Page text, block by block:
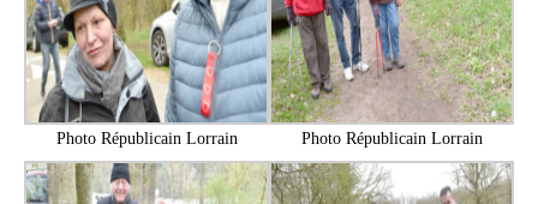
Photo Républicain Lorrain Photo Républicain Lorrain